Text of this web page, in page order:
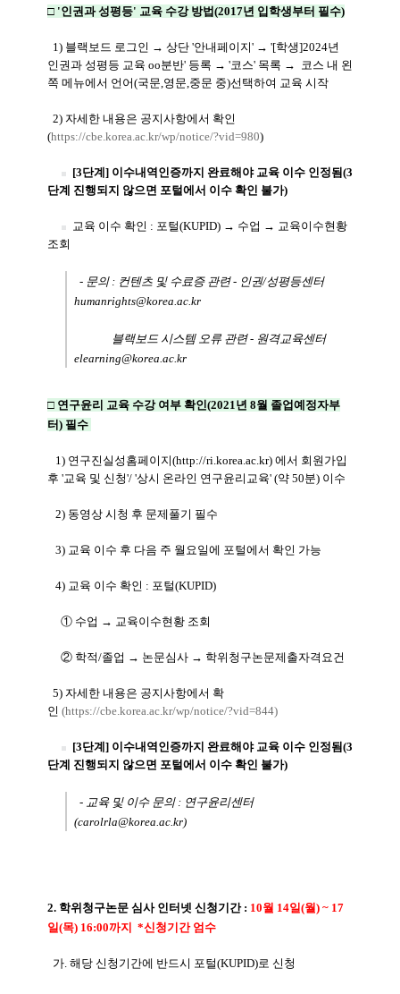
□ '인권과 성평등' 교육 수강 방법(2017년 입학생부터 필수)
1) 블랙보드 로그인 → 상단 '안내페이지' → '[학생]2024년
인권과 성평등 교육 oo분반' 등록 → '코스' 목록 → 코스 내 왼
쪽 메뉴에서 언어(국문,영문,중문 중)선택하여 교육 시작
2) 자세한 내용은 공지사항에서 확인
(https://cbe.korea.ac.kr/wp/notice/?vid=980)
[3단계] 이수내역인증까지 완료해야 교육 이수 인정됨(3
단계 진행되지 않으면 포털에서 이수 확인 불가)
교육 이수 확인 : 포털(KUPID) → 수업 → 교육이수현황
조회
- 문의 : 컨텐츠 및 수료증 관련 - 인권/성평등센터
humanrights@korea.ac.kr
블랙보드 시스템 오류 관련 - 원격교육센터
elearning@korea.ac.kr
□ 연구윤리 교육 수강 여부 확인(2021년 8월 졸업예정자부
터) 필수
1) 연구진실성홈페이지(http://ri.korea.ac.kr) 에서 회원가입
후 '교육 및 신청'/ '상시 온라인 연구윤리교육' (약 50분) 이수
2) 동영상 시청 후 문제풀기 필수
3) 교육 이수 후 다음 주 월요일에 포털에서 확인 가능
4) 교육 이수 확인 : 포털(KUPID)
① 수업 → 교육이수현황 조회
② 학적/졸업 → 논문심사 → 학위청구논문제출자격요건
5) 자세한 내용은 공지사항에서 확
인 (https://cbe.korea.ac.kr/wp/notice/?vid=844)
[3단계] 이수내역인증까지 완료해야 교육 이수 인정됨(3
단계 진행되지 않으면 포털에서 이수 확인 불가)
- 교육 및 이수 문의 : 연구윤리센터
(carolrla@korea.ac.kr)
2. 학위청구논문 심사 인터넷 신청기간 : 10월 14일(월) ~ 17
일(목) 16:00까지 *신청기간 엄수
가. 해당 신청기간에 반드시 포털(KUPID)로 신청